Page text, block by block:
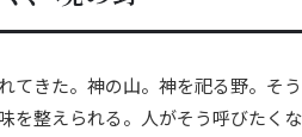
てきた。神の山。神を祀る野。そ
を整えられる。人がそう呼びたく